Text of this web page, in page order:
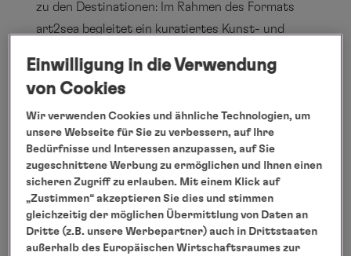
zu den Destinationen: Im Rahmen des Formats
art2sea begleitet ein kuratiertes Kunst- und
Hongkong. Gemeinsam mit ausgewählten
Kunstsammlern, Kreativen und kulturellen
Impulsgebern erhalten die Gäste Einblicke in die
Kunst- und Kulturszene Japans und Chinas. An
Bord und an Land entstehen im persönlichen
Austausch neue Perspektiven auf
zeitgenössische Kunst, Gesellschaft und
Reisekultur. In mehreren Häfen sind exklusive
kulturelle Begegnungen und Besuche
Einwilligung in die Verwendung
von Cookies
Wir verwenden Cookies und ähnliche Technologien, um
unsere Webseite für Sie zu verbessern, auf Ihre
Bedürfnisse und Interessen anzupassen, auf Sie
zugeschnittene Werbung zu ermöglichen und Ihnen einen
sicheren Zugriff zu erlauben. Mit einem Klick auf
„Zustimmen“ akzeptieren Sie dies und stimmen
gleichzeitig der möglichen Übermittlung von Daten an
Dritte (z.B. unsere Werbepartner) auch in Drittstaaten
außerhalb des Europäischen Wirtschaftsraumes zur